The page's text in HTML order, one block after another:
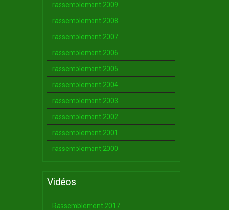
rassemblement 2009
rassemblement 2008
rassemblement 2007
rassemblement 2006
rassemblement 2005
rassemblement 2004
rassemblement 2003
rassemblement 2002
rassemblement 2001
rassemblement 2000
Vidéos
Rassemblement 2017